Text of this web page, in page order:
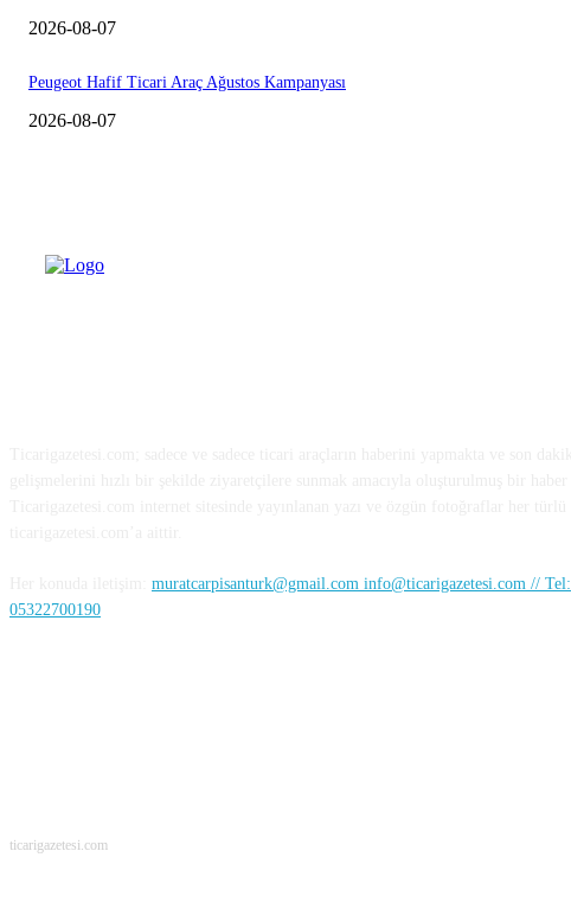
2026-08-07
Peugeot Hafif Ticari Araç Ağustos Kampanyası
2026-08-07
muratcarpisanturk@gmail.com info@ticarigazetesi.com // Tel:
05322700190
ticarigazetesi.com